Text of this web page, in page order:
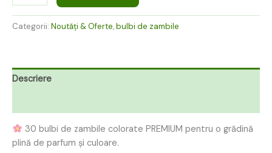
Categorii: Noutăți & Oferte,bulbi de zambile
Descriere
30 bulbi de zambile colorate PREMIUM pentru o grădină
plină de parfum și culoare.